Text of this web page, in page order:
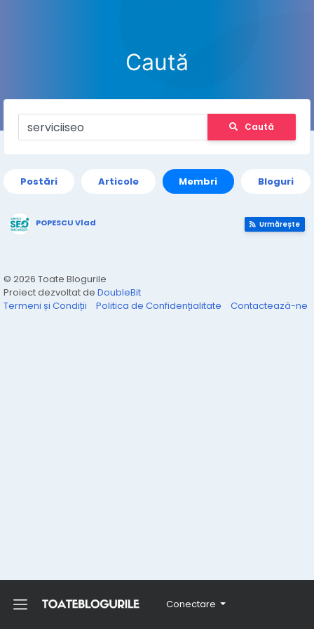
Conectare
Caută
Caută
Postări Articole Membri Bloguri
Urmărește
POPESCU Vlad
© 2026 Toate Blogurile
Proiect dezvoltat de DoubleBit
Termeni și Condiții
Politica de Confidențialitate Contactează-ne